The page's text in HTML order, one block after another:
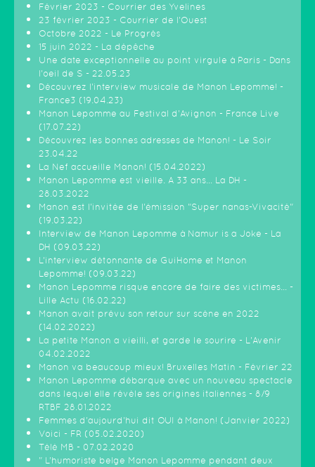
Février 2023 - Courrier des Yvelines
23 février 2023 - Courrier de l'Ouest
Octobre 2022 - Le Progrès
15 juin 2022 - La dépêche
Une date exceptionnelle au point virgule à Paris - Dans
l'oeil de S - 22.05.23
Découvrez l'interview musicale de Manon Lepomme! -
France3 (19.04.23)
Manon Lepomme au Festival d'Avignon - France Live
(17.07.22)
Découvrez les bonnes adresses de Manon! - Le Soir
23.04.22
La Nef accueille Manon! (15.04.2022)
Manon Lepomme est vieille. A 33 ans… La DH -
28.03.2022
Manon est l'invitée de l'émission "Super nanas-Vivacité"
(19.03.22)
Interview de Manon Lepomme à Namur is a Joke - La
DH (09.03.22)
L’interview détonnante de GuiHome et Manon
Lepomme! (09.03.22)
Manon Lepomme risque encore de faire des victimes… -
Lille Actu (16.02.22)
Manon avait prévu son retour sur scène en 2022
(14.02.2022)
La petite Manon a vieilli, et garde le sourire - L'Avenir
04.02.2022
Manon va beaucoup mieux! Bruxelles Matin - Février 22
Manon Lepomme débarque avec un nouveau spectacle
dans lequel elle révèle ses origines italiennes - 8/9
RTBF 28.01.2022
Femmes d'aujourd'hui dit OUI à Manon! (Janvier 2022)
Voici - FR (05.02.2020)
Télé MB - 07.02.2020
" L’humoriste belge Manon Lepomme pendant deux